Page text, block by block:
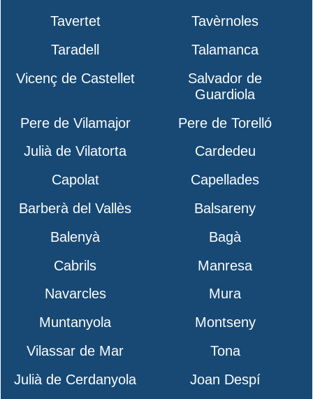
Tavertet
Tavèrnoles
Taradell
Talamanca
Vicenç de Castellet
Salvador de
Guardiola
Pere de Vilamajor
Pere de Torelló
Julià de Vilatorta
Cardedeu
Capolat
Capellades
Barberà del Vallès
Balsareny
Balenyà
Bagà
Cabrils
Manresa
Navarcles
Mura
Muntanyola
Montseny
Vilassar de Mar
Tona
Julià de Cerdanyola
Joan Despí